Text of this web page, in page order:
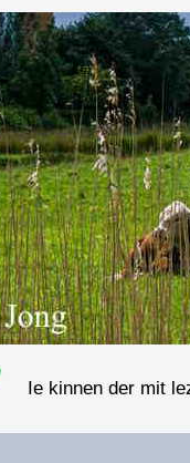
Ie kinnen der mit